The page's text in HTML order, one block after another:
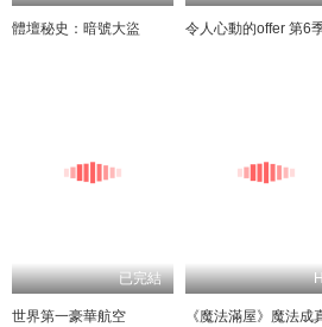
體壇秘史：暗號大盜 令人心動的offer 第6
已完結
世界第一豪華航空